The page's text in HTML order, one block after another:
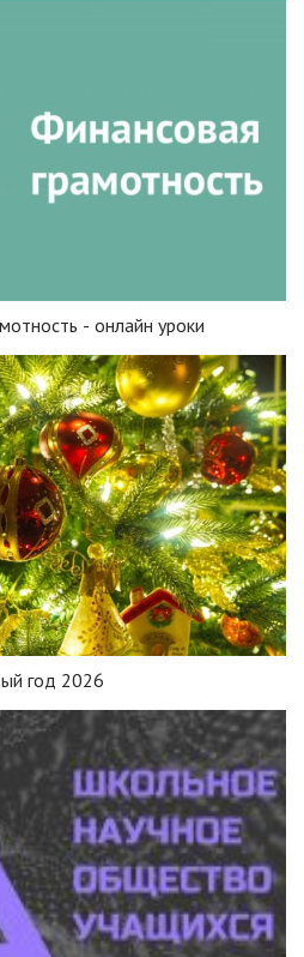
- онлайн уроки
год 2026